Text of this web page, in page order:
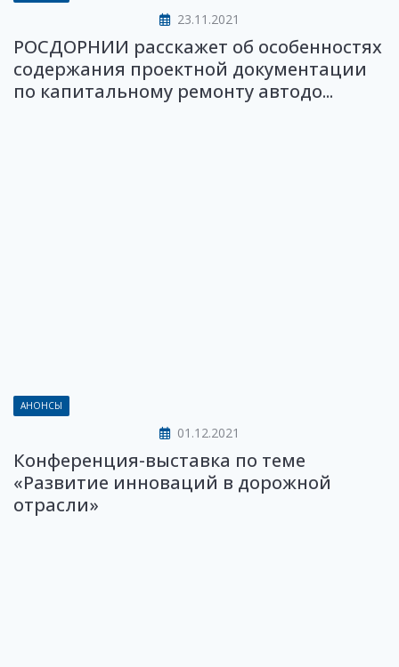
23.11.2021
РОСДОРНИИ расскажет об особенностях
содержания проектной документации
по капитальному ремонту автодо...
АНОНСЫ
01.12.2021
Конференция-выставка по теме
«Развитие инноваций в дорожной
отрасли»